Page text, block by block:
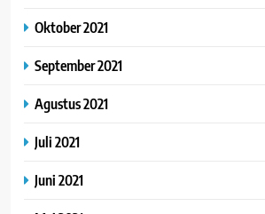
Oktober 2021
September 2021
Agustus 2021
Juli 2021
Juni 2021